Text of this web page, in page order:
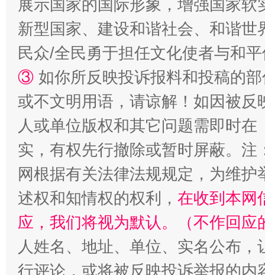
国家大学科技园优化重塑工作
扯下公款旅游的“隐身衣”
展示国家的国际形象，增强国家
新型国家、建设和谐社会、和谐
民众/全民勇于担任文化使者与和
③ 如你所反映投诉报料和投稿的
或不文明用语，请谅解！如因被
人或单位版权和其它问题需即时在
实，有权先行撤除或暂时屏蔽。
网根据有关法律法规规定，为维
述权和知情权的权利， 在收到本网
应，我们将视为默认。（不作回应
人姓名、地址、单位、实名公布
行评论，或将被反映投诉举报的